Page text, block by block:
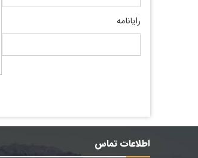
رایانامه
اطلاعات تماس